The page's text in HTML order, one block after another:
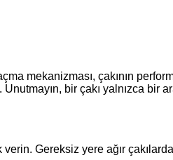
çakının
bir çakı yalnızca bir
Gereksiz yere ağır